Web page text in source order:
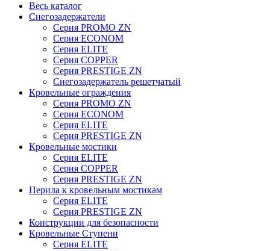
Весь каталог
Снегозадержатели
Серия PROMO ZN
Серия ECONOM
Серия ELITE
Серия COPPER
Серия PRESTIGE ZN
Снегозадержатель решетчатый
Кровельные ограждения
Серия PROMO ZN
Серия ECONOM
Серия ELITE
Серия PRESTIGE ZN
Кровельные мостики
Серия ELITE
Серия COPPER
Серия PRESTIGE ZN
Перила к кровельным мостикам
Серия ELITE
Серия PRESTIGE ZN
Конструкции для безопасности
Кровельные Ступени
Серия ELITE